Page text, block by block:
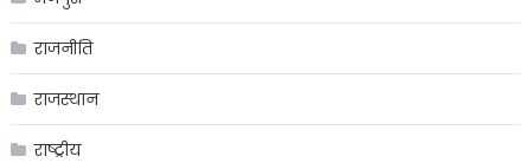
राजनीति
राजस्थान
राष्ट्रीय